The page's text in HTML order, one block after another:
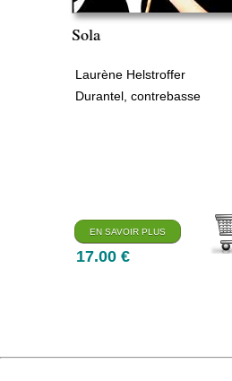
Sola
Laurène Helstroffer
Durantel, contrebasse
EN SAVOIR PLUS
17.00 €